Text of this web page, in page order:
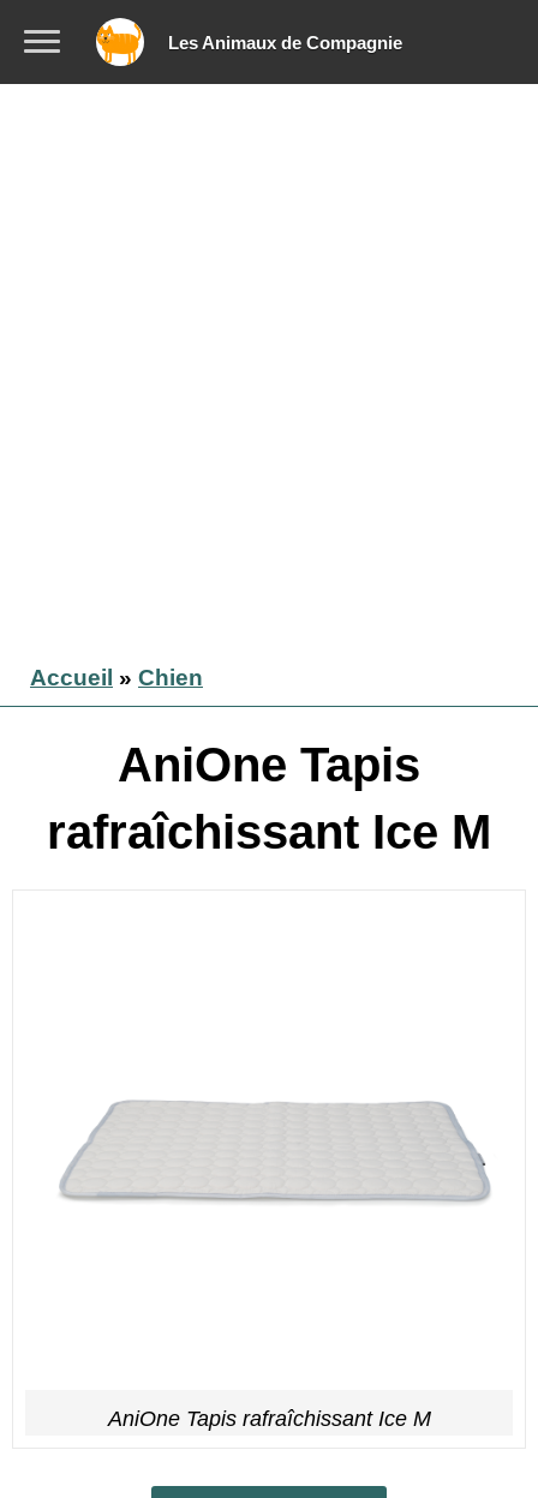
Les Animaux de Compagnie
Accueil » Chien
AniOne Tapis
rafraîchissant Ice M
AniOne Tapis rafraîchissant Ice M